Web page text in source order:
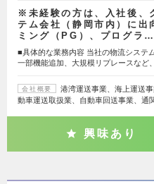
※未経験の方は、入社後、
テム会社（静岡市内）に出
ミング（PG）、プログラ…
■具体的な業務内容 当社の物流システ
一部機能追加、大規模リプレースなど
会社概要
港湾運送事業、海上運送
動車運送取扱業、自動車回送事業、通
興味あり